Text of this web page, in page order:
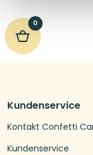
0
Kundenservice
Kontakt Confetti
Kundenservice